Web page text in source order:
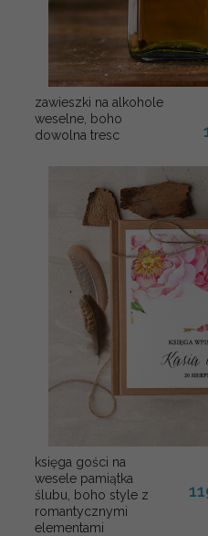
zawieszki na alkohole
weselne, boho
dowolna tresc
księga gości na
wesele pamiątka
ślubu, boho style z
romantycznymi
elementami